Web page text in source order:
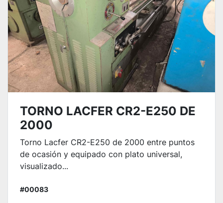
TORNO LACFER CR2-E250 DE
2000
Torno Lacfer CR2-E250 de 2000 entre puntos
de ocasión y equipado con plato universal,
visualizado...
#00083